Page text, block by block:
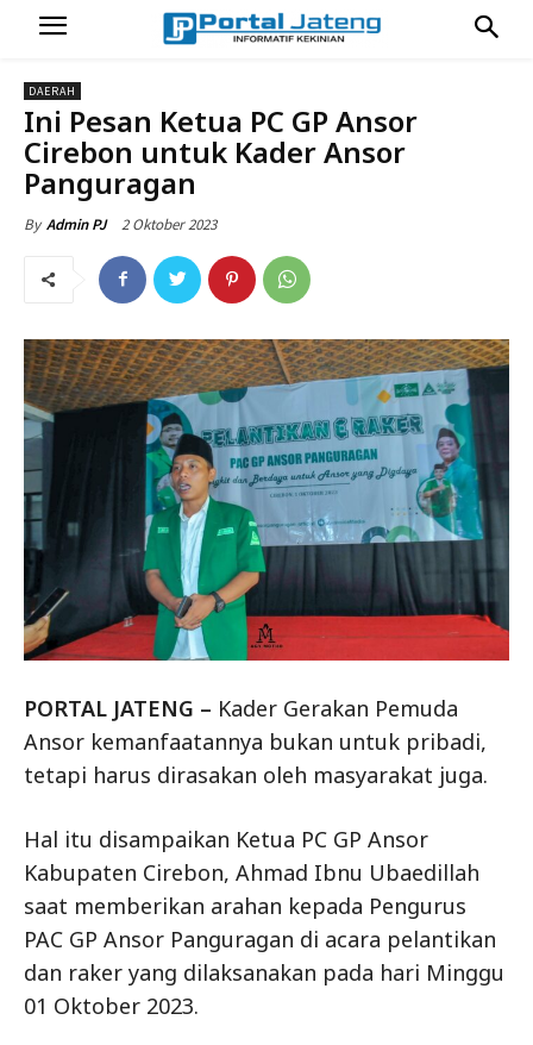
DAERAH
Ini Pesan Ketua PC GP Ansor
Cirebon untuk Kader Ansor
Panguragan
By Admin PJ 2 Oktober 2023
PORTAL JATENG – Kader Gerakan Pemuda
Ansor kemanfaatannya bukan untuk pribadi,
tetapi harus dirasakan oleh masyarakat juga.
Hal itu disampaikan Ketua PC GP Ansor
Kabupaten Cirebon, Ahmad Ibnu Ubaedillah
saat memberikan arahan kepada Pengurus
PAC GP Ansor Panguragan di acara pelantikan
dan raker yang dilaksanakan pada hari Minggu
01 Oktober 2023.